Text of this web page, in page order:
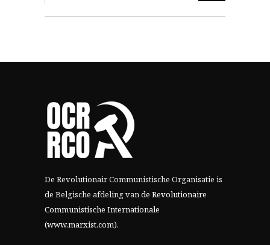
De Revolutionair Communistische Organisatie is
de Belgische afdeling vande Revolutionaire
Communistische Internationale
(www.marxist.com).